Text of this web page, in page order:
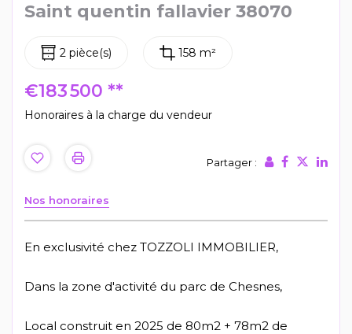
Saint quentin fallavier 38070
2 pièce(s) 158 m²
€183 500 **
Honoraires à la charge du vendeur
Partager :
Nos honoraires
En exclusivité chez TOZZOLI IMMOBILIER,
Dans la zone d'activité du parc de Chesnes,
Local construit en 2025 de 80m2 + 78m2 de